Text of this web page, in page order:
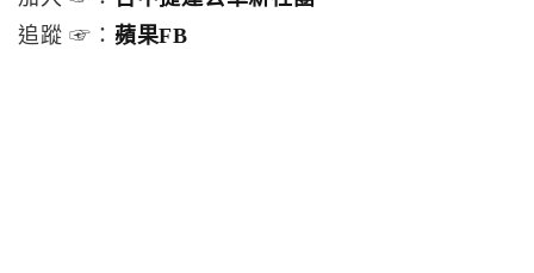
追蹤 ☞： 蘋果FB